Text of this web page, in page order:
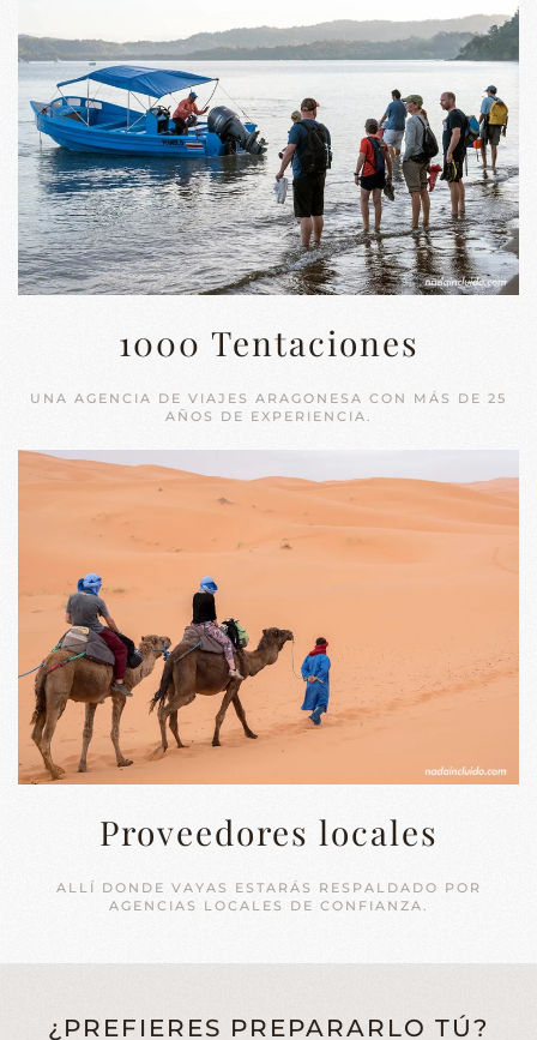
1000 Tentaciones
UNA AGENCIA DE VIAJES ARAGONESA CON MÁS DE 25
AÑOS DE EXPERIENCIA.
Proveedores locales
ALLÍ DONDE VAYAS ESTARÁS RESPALDADO POR
AGENCIAS LOCALES DE CONFIANZA.
¿PREFIERES PREPARARLO TÚ?